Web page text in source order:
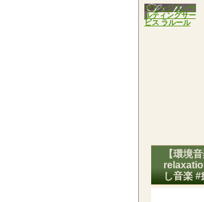
マリッジコンサ
ルティングサー
ビス ラルール
【環境
し音楽 #